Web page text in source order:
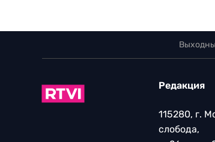
Редакция
115280, г.
слобода,